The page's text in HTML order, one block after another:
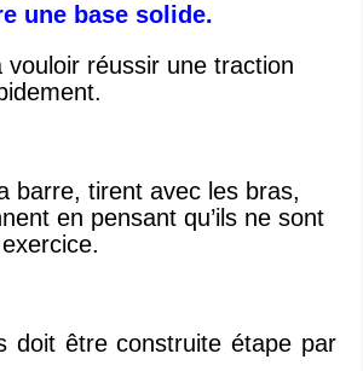
une base solide.
vouloir réussir une traction
barre, tirent avec les bras,
en pensant qu’ils ne sont
doit être construite étape par